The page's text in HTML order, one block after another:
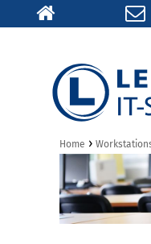
Home ›